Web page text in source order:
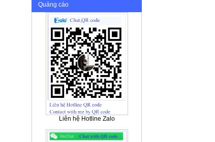
Quảng cáo
Liên hệ Hotline Zalo